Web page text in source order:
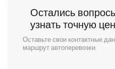
Остались
узнать точную
Оставьте свои контактные
маршрут автоперевозки.